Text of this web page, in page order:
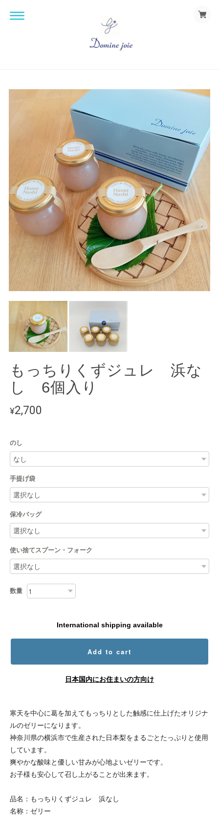
もっちりくずジュレ 浜な
し 6個入り
¥2,700
のし
手提げ袋
保冷バッグ
使い捨てスプーン・フォーク
数量
International shipping available
Add to cart
日本国内にお住まいの方向け
寒天を中心に葛を加えてもっちりとした触感に仕上げたオリジナ
ルのゼリーになります。
神奈川県の横浜市で生産された日本梨をまるごとたっぷりと使用
しています。
爽やかな酸味と優しい甘みが心地よいゼリーです。
お子様も安心して召し上がることが出来ます。
品名：もっちりくずジュレ 浜なし
名称：ゼリー